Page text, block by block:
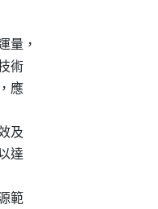
量，
術
應
及
達
範